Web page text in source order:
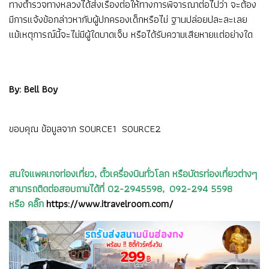
ทางตำรวจทางหลวงได้ส่งเรื่องต่อให้ทางการพิจารณาต่อไปว่า จะต้อง
มีการแจ้งข้อกล่าวหากับผู้ปกครองเด็กหรือไม่ ฐานปล่อยปละละเลย
แม้เหตุการณ์นี้จะไม่มีผู้ใดบาดเจ็บ หรือได้รับความเสียหายแต่อย่างใด
By: Bell Boy
ขอบคุณ ข้อมูลจาก SOURCE1 SOURCE2
สนใจแพคเกจท่องเที่ยว, ตั๋วเครื่องบินทั่วโลก หรือบัตรท่องเที่ยวต่างๆ
สามารถติดต่อสอบถามได้ที่ 02-2945598, 092-294 5598
หรือ คลิ๊กhttps://www.itravelroom.com/